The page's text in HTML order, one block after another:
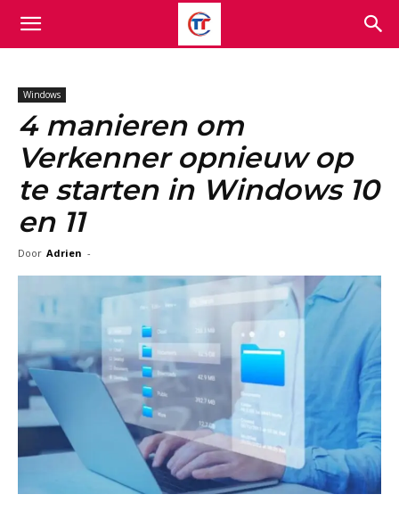
Windows
4 manieren om
Verkenner opnieuw op
te starten in Windows 10
en 11
Door Adrien -